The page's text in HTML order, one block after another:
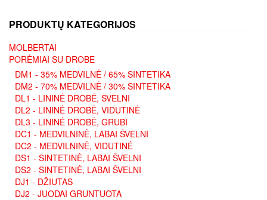
PRODUKTŲ KATEGORIJOS
MOLBERTAI
PORĖMIAI SU DROBE
DM1 - 35% MEDVILNĖ / 65% SINTETIKA
DM2 - 70% MEDVILNĖ / 30% SINTETIKA
DL1 - LININĖ DROBĖ, ŠVELNI
DL2 - LININĖ DROBĖ, VIDUTINĖ
DL3 - LININĖ DROBĖ, GRUBI
DC1 - MEDVILNINĖ, LABAI ŠVELNI
DC2 - MEDVILNINĖ, VIDUTINĖ
DS1 - SINTETINĖ, LABAI ŠVELNI
DS2 - SINTETINĖ, LABAI ŠVELNI
DJ1 - DŽIUTAS
DJ2 - JUODAI GRUNTUOTA